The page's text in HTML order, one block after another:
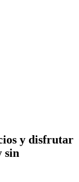
y disfrutar
sin